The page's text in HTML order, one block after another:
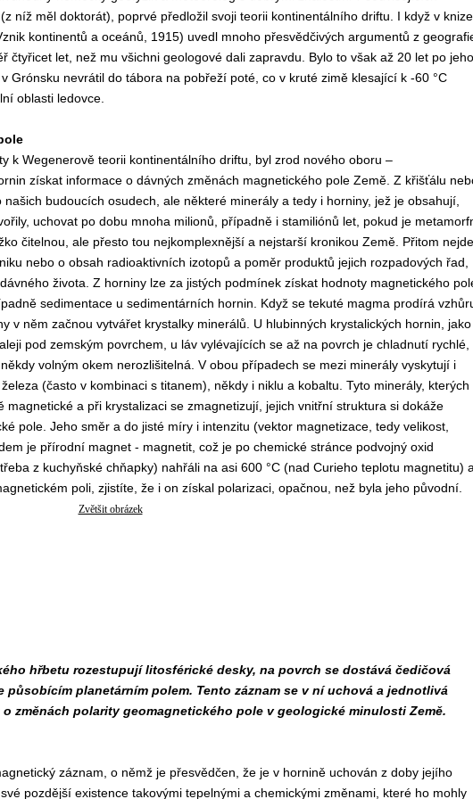
níž měl doktorát), poprvé předložil svoji teorii kontinentálního driftu. I když v knize
kontinentů a oceánů, 1915) uvedl mnoho přesvědčivých argumentů z
čtyřicet let, než mu všichni geologové dali zapravdu. Bylo to však až 20 let po jeho
Grónsku nevrátil do tábora na pobřeží poté, co v kruté zimě klesající k -60 °C
oblasti ledovce.
k Wegenerově teorii kontinentálního driftu, byl zrod nového oboru –
získat informace o dávných změnách magnetického pole Země. Z křišťálu
budoucích osudech, ale některé minerály a tedy i horniny, jež je obsahují,
uchovat po dobu mnoha milionů, případně i stamiliónů let, pokud je
čitelnou, ale přesto tou nejkomplexnější a nejstarší kronikou Země. Přitom nejde
nebo o obsah radioaktivních izotopů a poměr produktů jejich rozpadových řad,
života. Z horniny lze za jistých podmínek získat hodnoty magnetického
sedimentace u sedimentárních hornin. Když se tekuté magma prodírá
v něm začnou vytvářet krystalky minerálů. U hlubinných krystalických hornin, jako
pod zemským povrchem, u láv vylévajících se až na povrch je chladnutí rychlé,
volným okem nerozlišitelná. V obou případech se mezi minerály vyskytují i
(často v kombinaci s titanem), někdy i niklu a kobaltu. Tyto minerály, kterých
a při krystalizaci se zmagnetizují, jejich vnitřní struktura si dokáže
pole. Jeho směr a do jisté míry i intenzitu (vektor magnetizace, tedy velikost,
je přírodní magnet - magnetit, což je po chemické stránce podvojný oxid
z kuchyňské chňapky) nahřáli na asi 600 °C (nad Curieho teplotu magnetitu) a
poli, zjistíte, že i on získal polarizaci, opačnou, než byla jeho původní.
Zvětšit obrázek
hřbetu rozestupují litosférické desky, na povrch se dostává čedičová
působícím planetárním polem. Tento záznam se v ní uchová a jednotlivá
změnách polarity geomagnetického pole v geologické minulosti Země.
záznam, o němž je přesvědčen, že je v hornině uchován z doby jejího
pozdější existence takovými tepelnými a chemickými změnami, které ho mohly